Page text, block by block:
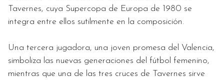
Tavernes, cuya Supercopa de Europa de 1980 se
integra entre ellos sutilmente en la composición.
Una tercera jugadora, una joven promesa del Valencia,
simboliza las nuevas generaciones del fútbol femenino,
mientras que una de las tres cruces de Tavernes sirve